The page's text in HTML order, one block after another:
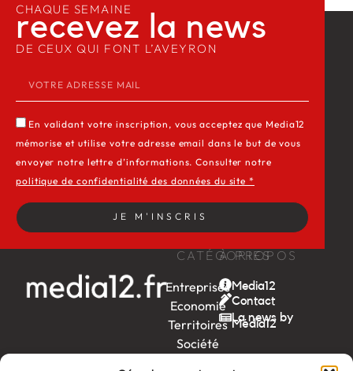
CATÉGORIES
Entreprises
Economie
Territoires
Société
À PROPOS
Media12
Contact
La news by
Média12
CHAQUE SEMAINE
recevez la news​
DE CEUX QUI FONT L’AVEYRON
En validant votre inscription, vous acceptez que Media12
mémorise et utilise votre adresse email dans le but de vous
envoyer notre lettre d’informations. Consulter notre
politique de confidentialité des données du site *
JE M'INSCRIS